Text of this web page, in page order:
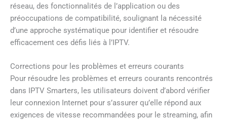
réseau, des fonctionnalités de l’application ou des
préoccupations de compatibilité, soulignant la nécessité
d’une approche systématique pour identifier et résoudre
efficacement ces défis liés à l’IPTV.
Corrections pour les problèmes et erreurs courants
Pour résoudre les problèmes et erreurs courants rencontrés
dans IPTV Smarters, les utilisateurs doivent d’abord vérifier
leur connexion Internet pour s’assurer qu’elle répond aux
exigences de vitesse recommandées pour le streaming, afin